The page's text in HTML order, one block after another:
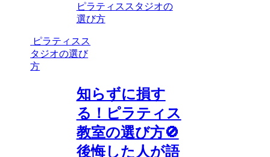
ピラティススタジオの
選び方
ピラティスス
タジオの選び
方
知らずに損す
る！ピラティス
教室の選び方🚫
後悔した人が語